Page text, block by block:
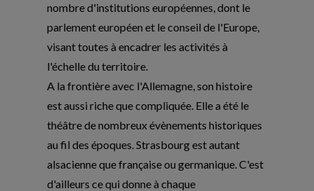
nombre d'institutions européennes, dont le
parlement européen et le conseil de l'Europe,
visant toutes à encadrer les activités à
l'échelle du territoire.
A la frontière avec l'Allemagne, son histoire
est aussi riche que compliquée. Elle a été le
théâtre de nombreux évènements historiques
au fil des époques. Strasbourg est autant
alsacienne que française ou germanique. C'est
d'ailleurs ce qui donne à chaque